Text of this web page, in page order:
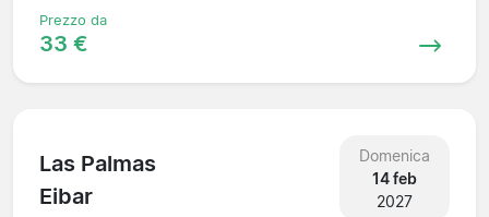
Prezzo da
33 €
Las Palmas
Eibar
Domenica
14 feb
2027